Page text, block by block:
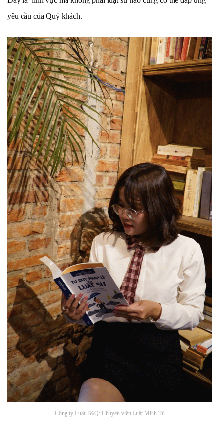
yêu cầu của Quý khách.
Công ty Luật T&Q: Chuyên viên Luật Minh Tú